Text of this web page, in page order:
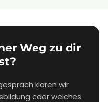
Weg zu dir
klären wir
oder welches